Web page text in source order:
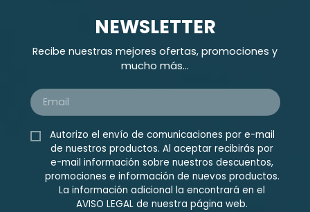
NEWSLETTER
Recibe nuestras mejores ofertas, promociones y
mucho más...
Autorizo el envío de comunicaciones por e-mail
de nuestros productos. Al aceptar recibirás por
e-mail información sobre nuestros descuentos,
promociones e información de nuevos productos.
La información adicional la encontrará en el
AVISO LEGAL de nuestra página web.